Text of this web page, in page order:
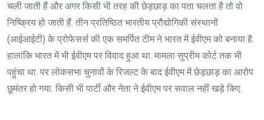
चली जाती हैं और अगर किसी भी तरह की छेड़छाड़ का पता चलता है तो वो
निष्क्रिय हो जाती हैं. तीन प्रतिष्ठित भारतीय प्रौद्योगिकी संस्थानों
(आईआईटी) के प्रोफेसर्स की एक समर्पित टीम ने भारत में ईवीएम को बनाया है.
हालांकि भारत में भी ईवीएम पर विवाद हुआ था. मामला सुप्रीम कोर्ट तक भी
पहुंचा था. पर लोकसभा चुनावों के रिजल्ट के बाद ईवीएम में छेड़छाड़ का आरोप
छूमंतर हो गया. किसी भी पार्टी और नेता ने ईवीएम पर सवाल नहीं खड़े किए.